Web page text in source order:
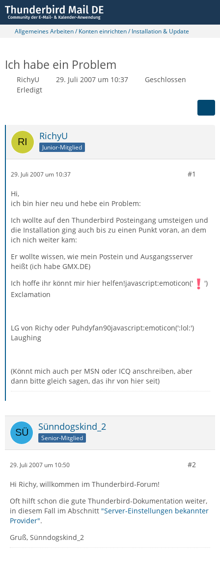
Allgemeines Arbeiten / Konten einrichten / Installation & Update
Ich habe ein Problem
RichyU 29. Juli 2007 um 10:37
Geschlossen
Erledigt
RichyU
Junior-Mitglied
29. Juli 2007 um 10:37 #1
Hi,
ich bin hier neu und hebe ein Problem:
Ich wollte auf den Thunderbird Posteingang umsteigen und
die Installation ging auch bis zu einen Punkt voran, an dem
ich nich weiter kam:
Er wollte wissen, wie mein Postein und Ausgangsserver
heißt (ich habe GMX.DE)
Ich hoffe ihr könnt mir hier helfen!javascript:emoticon('
')
Exclamation
LG von Richy oder Puhdyfan90javascript:emoticon(':lol:')
Laughing
(Könnt mich auch per MSN oder ICQ anschreiben, aber
dann bitte gleich sagen, das ihr von hier seit)
Sünndogskind_2
Senior-Mitglied
29. Juli 2007 um 10:50 #2
Hi Richy, willkommen im Thunderbird-Forum!
Oft hilft schon die gute Thunderbird-Dokumentation weiter,
in diesem Fall im Abschnitt "Server-Einstellungen bekannter
Provider".
Gruß, Sünndogskind_2